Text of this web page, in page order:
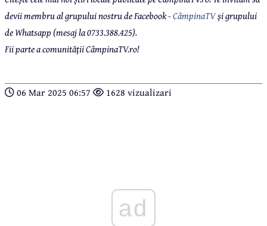
devii membru al grupului nostru de Facebook -CâmpinaTVși grupului
de Whatsapp (mesaj la 0733.388.425).
Fii parte a comunității CâmpinaTV.ro!
06 Mar 2025 06:57 1628 vizualizari
ad